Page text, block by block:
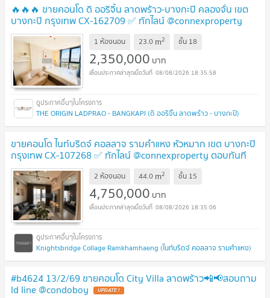
🔥🔥🔥 ขายคอนโด ดิ ออริจิ้น ลาดพร้าว-บางกะปิ คลองจั่น เขต
บางกะปิ กรุงเทพ CX-162709 ✅ ทักไลน์ @connexproperty
ตอบทันที ทีมงานมืออาชีพ ✅ 🔥🔥🔥
1 ห้องนอน 23.0 m2 ชั้น 18
2,350,000 บาท
08/08/2026 18:35:58
THE ORIGIN LADPRAO - BANGKAPI (ดิ ออริจิ้น ลาดพร้าว - บางกะปิ)
ขายคอนโด ไนท์บริดจ์ คอลลาจ รามคำแหง หัวหมาก เขต บางกะปิ
กรุงเทพ CX-107268 ✅ ทักไลน์ @connexproperty ตอบทันที
ทีมงานมืออาชีพ ✅
2 ห้องนอน 44.0 m2 ชั้น 15
4,750,000 บาท
08/08/2026 18:35:06
Knightsbridge Collage Ramkhamhaeng (ไนท์บริดจ์ คอลลาจ รามคำแหง)
#b4624 13/2/69 ขายคอนโด City Villa ลาดพร้าว📲📢สอบถาม
ld line @condoboy UPDATE !